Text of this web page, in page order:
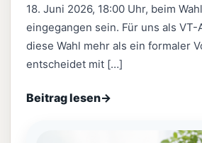
18. Juni 2026, 18:00 Uhr, beim
eingegangen sein. Für uns als VT-
diese Wahl mehr als ein formaler
entscheidet mit […]
Beitrag lesen→